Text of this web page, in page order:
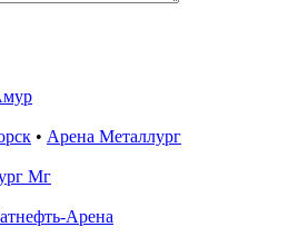
• Арена Металлург
Мг
Арена